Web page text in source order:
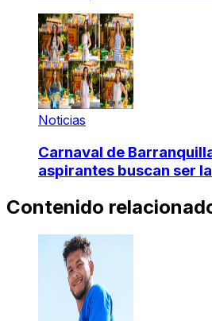
Noticias
Carnaval de
aspirantes buscan ser
Contenido